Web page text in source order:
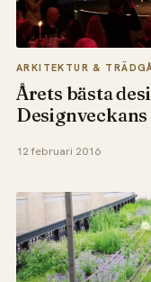
ARKITEKTUR &
Årets bästa
12 februari 2016